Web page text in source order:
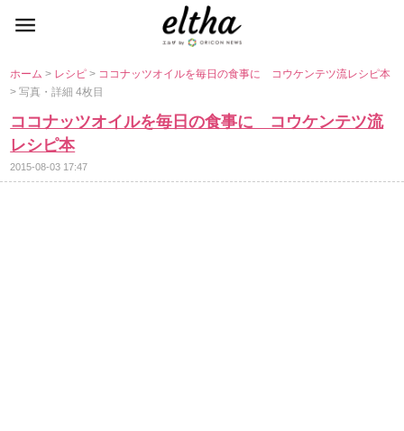
ホーム> レシピ> ココナッツオイルを毎日の食事に コウケンテツ流レシピ本
> 写真・詳細 4枚目
ココナッツオイルを毎日の食事に コウケンテツ流
レシピ本
2015-08-03 17:47